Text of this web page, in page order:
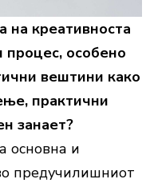
на креативноста
процес, особено
вештини како
практични
занает?
основна и
предучилишниот